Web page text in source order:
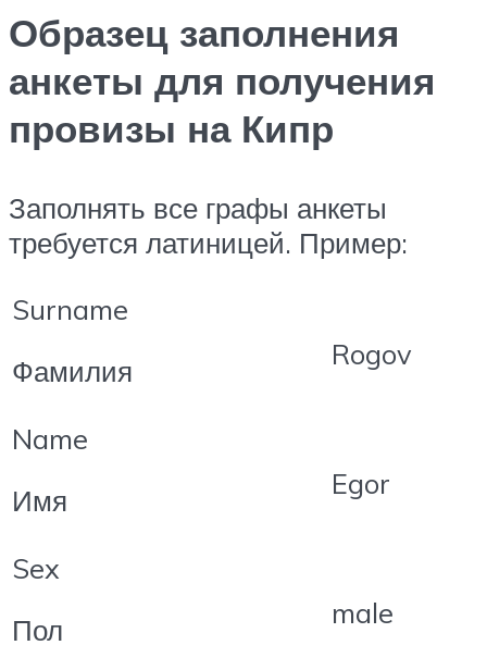
Образец заполнения
анкеты для получения
провизы на Кипр
Заполнять все графы анкеты
требуется латиницей. Пример:
Surname
Фамилия
Rogov
Name
Имя
Egor
Sex
Пол
male